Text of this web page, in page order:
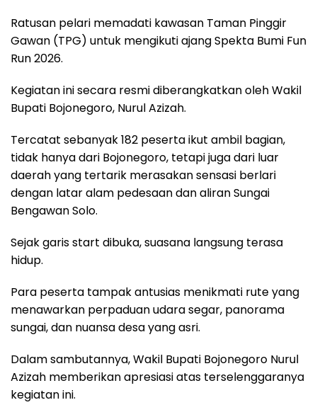
Ratusan pelari memadati kawasan Taman Pinggir
Gawan (TPG) untuk mengikuti ajang Spekta Bumi Fun
Run 2026.
Kegiatan ini secara resmi diberangkatkan oleh Wakil
Bupati Bojonegoro, Nurul Azizah.
Tercatat sebanyak 182 peserta ikut ambil bagian,
tidak hanya dari Bojonegoro, tetapi juga dari luar
daerah yang tertarik merasakan sensasi berlari
dengan latar alam pedesaan dan aliran Sungai
Bengawan Solo.
Sejak garis start dibuka, suasana langsung terasa
hidup.
Para peserta tampak antusias menikmati rute yang
menawarkan perpaduan udara segar, panorama
sungai, dan nuansa desa yang asri.
Dalam sambutannya, Wakil Bupati Bojonegoro Nurul
Azizah memberikan apresiasi atas terselenggaranya
kegiatan ini.